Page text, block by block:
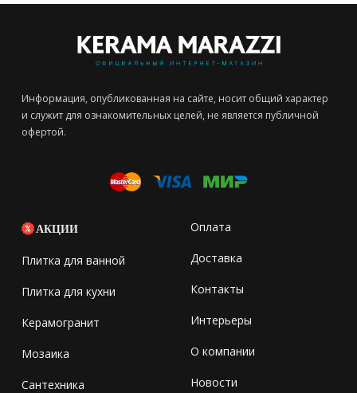
Информация, опубликованная на сайте, носит общий характер
и служит для ознакомительных целей, не является публичной
офертой.
АКЦИИ
Плитка для ванной
Плитка для кухни
Керамогранит
Мозаика
Сантехника
Оплата
Доставка
Контакты
Интерьеры
О компании
Новости